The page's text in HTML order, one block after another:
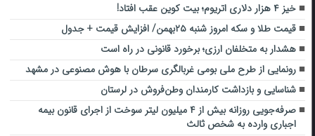
خیز ۴ هزار دلاری اتریوم؛ بیت کوین عقب افتاد!
قیمت طلا و سکه امروز شنبه ۲۵بهمن/ افزایش قیمت + جدول
هشدار به متخلفان ارزی؛ برخورد قانونی در راه است
رونمایی از طرح ملی بومی غربالگری سرطان با هوش مصنوعی در مشهد
شناسایی و بازداشت کارمندان وطن‌فروش در لرستان
صرفه‌جویی روزانه بیش از ۴ میلیون لیتر سوخت از اجرای قانون بیمه
اجباری وارده به شخص ثالث